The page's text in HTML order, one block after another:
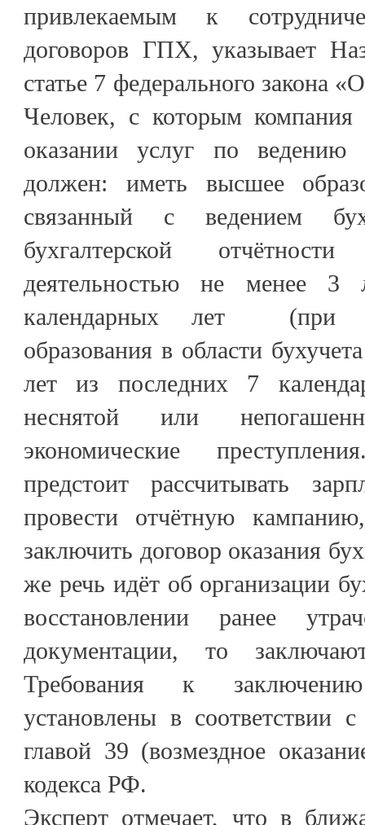
привлекаемым к
договоров ГПХ, указывает
статье 7 федерального закона
Человек, с которым компания
оказании услуг по ведению
должен: иметь высшее
связанный с ведением
бухгалтерской
деятельностью не менее
календарных лет (при
образования в области
лет из последних 7
неснятой или
экономические
предстоит рассчитывать
провести отчётную
заключить договор оказания
же речь идёт об организации
восстановлении ранее
документации, то
Требования к
установлены в соответствии
главой 39 (возмездное
кодекса РФ.
Эксперт отмечает, что в